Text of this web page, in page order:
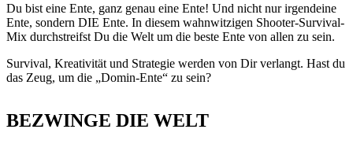
Du bist eine Ente, ganz genau eine Ente! Und nicht nur irgendeine
Ente, sondern DIE Ente. In diesem wahnwitzigen Shooter-Survival-
Mix durchstreifst Du die Welt um die beste Ente von allen zu sein.
Survival, Kreativität und Strategie werden von Dir verlangt. Hast du
das Zeug, um die „Domin-Ente“ zu sein?
BEZWINGE DIE WELT